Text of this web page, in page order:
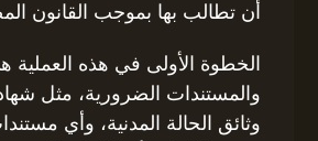
أن تطالب بها بموجب القانون
الخطوة الأولى في هذه العملية
والمستندات الضرورية، مثل
وثائق الحالة المدنية، وأي